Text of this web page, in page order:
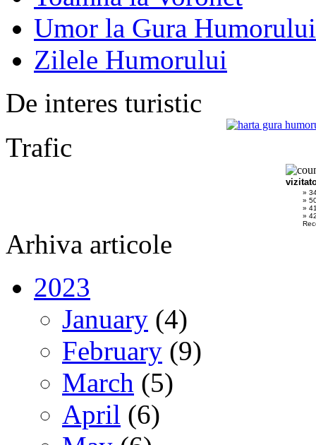
Umor la Gura Humorului
Zilele Humorului
De interes turistic
Trafic
»
»
»
»
Arhiva articole
2023
January (4)
February (9)
March (5)
April (6)